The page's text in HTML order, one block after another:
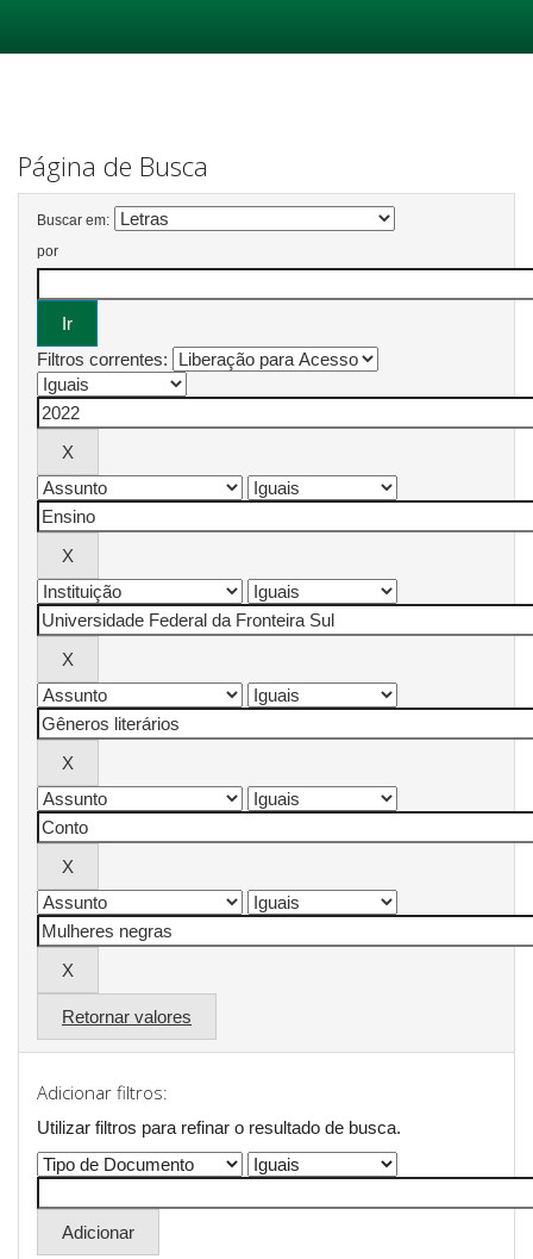
Página de Busca
Buscar em:
por
Filtros correntes:
Retornar valores
Adicionar filtros:
Utilizar filtros para refinar o resultado de busca.